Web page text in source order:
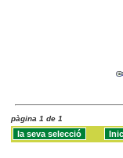
pàgina 1 de 1